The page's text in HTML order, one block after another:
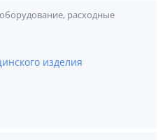
расходные
изделия